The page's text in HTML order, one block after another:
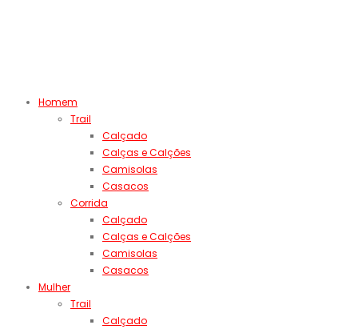
Homem
Trail
Calçado
Calças e Calções
Camisolas
Casacos
Corrida
Calçado
Calças e Calções
Camisolas
Casacos
Mulher
Trail
Calçado